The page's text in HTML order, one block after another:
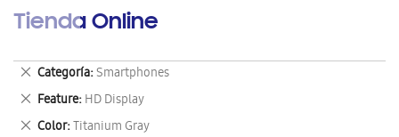
Tienda Online
Categoría Smartphones
Eliminar
este
artículo
Feature HD Display
Eliminar
este
Color Titanium Gray
Eliminar